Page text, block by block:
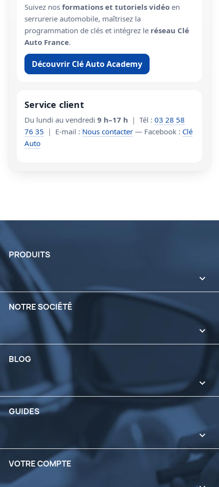
Suivez nos formations et tutoriels vidéo en
serrurerie automobile, maîtrisez la
programmation de clés et intégrez le réseau Clé
Auto France.
Découvrir Clé Auto Academy
Service client
Du lundi au vendredi 9 h–17 h ｜ Tél : 03 28 58
76 35 ｜ E-mail : Nous contacter — Facebook : Clé
Auto
PRODUITS

NOTRE SOCIÉTÉ

BLOG

GUIDES

VOTRE COMPTE